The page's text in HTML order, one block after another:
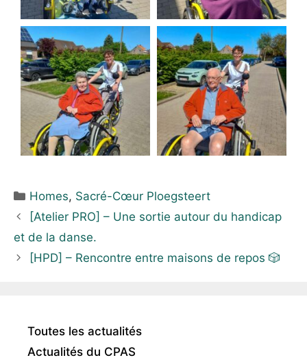
Homes, Sacré-Cœur Ploegsteert
[Atelier PRO] – Une sortie autour du handicap
et de la danse.
[HPD] – Rencontre entre maisons de repos 🎲
Toutes les actualités
Actualités du CPAS